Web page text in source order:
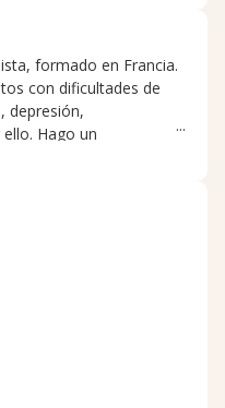
formado en Francia.
con dificultades de
depresión,
Hago un
afanes, tomando el
atenta. Atiendo de
o de manera